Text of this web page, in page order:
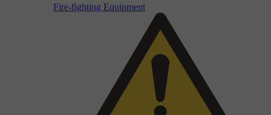
Fire-fighting Equipment